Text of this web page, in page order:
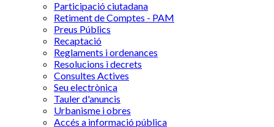
Participació ciutadana
Retiment de Comptes - PAM
Preus Públics
Recaptació
Reglaments i ordenances
Resolucions i decrets
Consultes Actives
Seu electrònica
Tauler d'anuncis
Urbanisme i obres
Accés a informació pública